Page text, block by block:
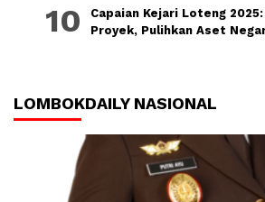
Capaian Kejari Loteng 2025:
Proyek, Pulihkan Aset
LOMBOKDAILY NASIONAL